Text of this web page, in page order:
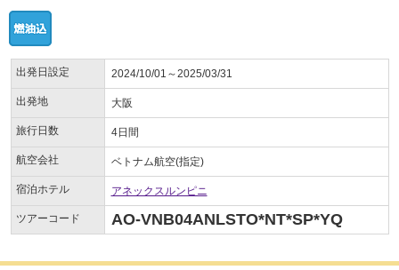
出発日設定 2024/10/01～2025/03/31
出発地 大阪
旅行日数 4日間
航空会社 ベトナム航空(指定)
宿泊ホテル アネックスルンピニ
ツアーコード AO-VNB04ANLSTO*NT*SP*YQ